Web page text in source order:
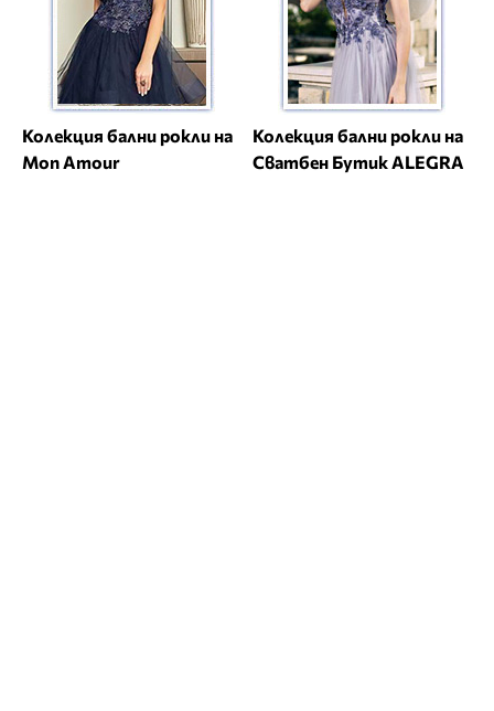
Колекция бални рокли на
Mon Amour
Колекция бални рокли на
Сватбен Бутик ALEGRA